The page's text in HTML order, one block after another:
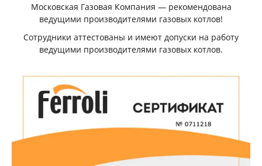
Московская Газовая Компания — рекомендована
ведущими производителями газовых котлов!
Сотрудники аттестованы и имеют допуски на работу
ведущими производителями газовых котлов.